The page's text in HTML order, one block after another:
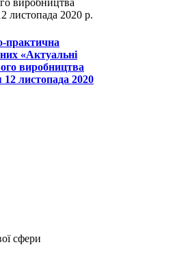
практична
«Актуальні
виробництва
12 листопада 2020